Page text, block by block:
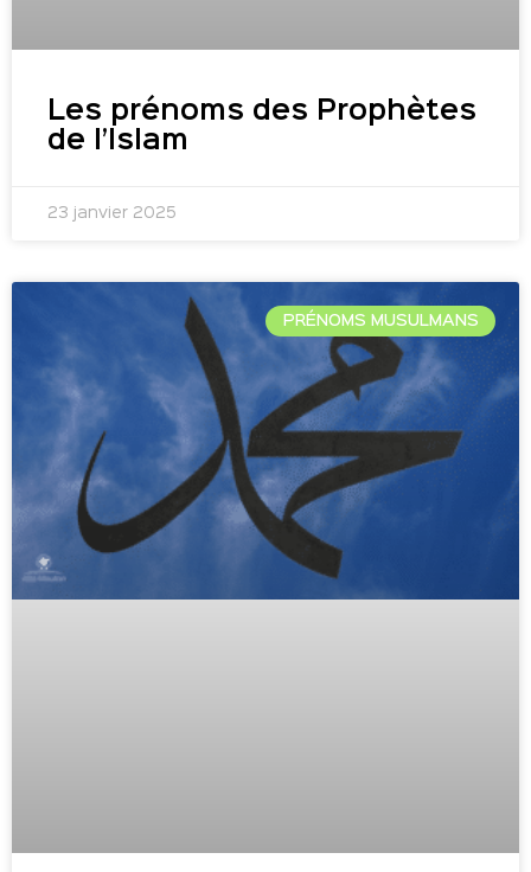
Les prénoms des Prophètes
de l’Islam
23 janvier 2025
PRÉNOMS MUSULMANS